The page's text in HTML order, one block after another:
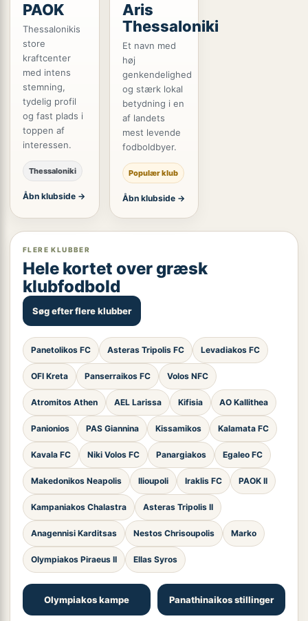
PAOK
Thessalonikis
store
kraftcenter
med intens
stemning,
tydelig profil
og fast plads i
toppen af
interessen.
Thessaloniki
Åbn klubside →
Aris
Thessaloniki
Et navn med
høj
genkendelighed
og stærk lokal
betydning i en
af landets
mest levende
fodboldbyer.
Populær klub
Åbn klubside →
FLERE KLUBBER
Hele kortet over græsk
klubfodbold
Søg efter flere klubber
Panetolikos FC Asteras Tripolis FC Levadiakos FC
OFI Kreta Panserraikos FC Volos NFC
Atromitos Athen AEL Larissa Kifisia AO Kallithea
Panionios PAS Giannina Kissamikos Kalamata FC
Kavala FC Niki Volos FC Panargiakos Egaleo FC
Makedonikos Neapolis Ilioupoli Iraklis FC PAOK II
Kampaniakos Chalastra Asteras Tripolis II
Anagennisi Karditsas Nestos Chrisoupolis Marko
Olympiakos Piraeus II Ellas Syros
Olympiakos kampe Panathinaikos stillinger